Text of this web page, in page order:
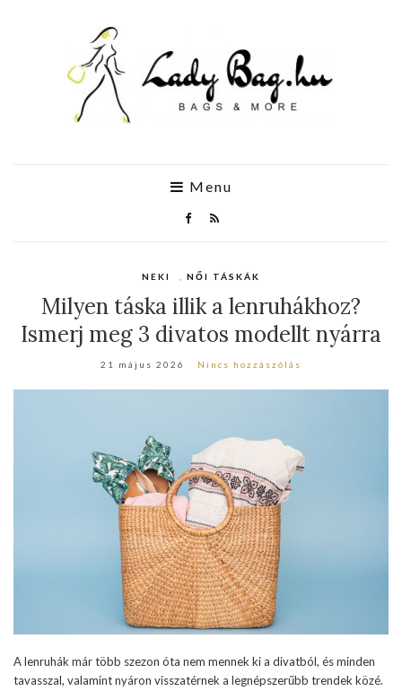
Menu
NEKI NŐI TÁSKÁK
Milyen táska illik a lenruhákhoz?
Ismerj meg 3 divatos modellt nyárra
21 május 2026 Nincs hozzászólás
A lenruhák már több szezon óta nem mennek ki a divatból, és minden
tavasszal, valamint nyáron visszatérnek a legnépszerűbb trendek közé.